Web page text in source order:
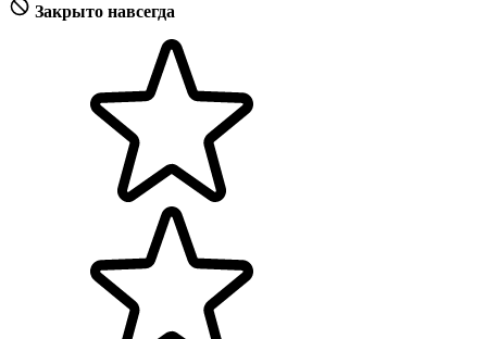
Закрыто навсегда